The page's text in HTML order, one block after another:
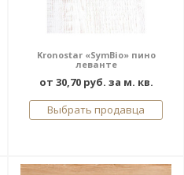
Kronostar «SymBio» пино
леванте
от 30,70 руб. за м. кв.
Выбрать продавца